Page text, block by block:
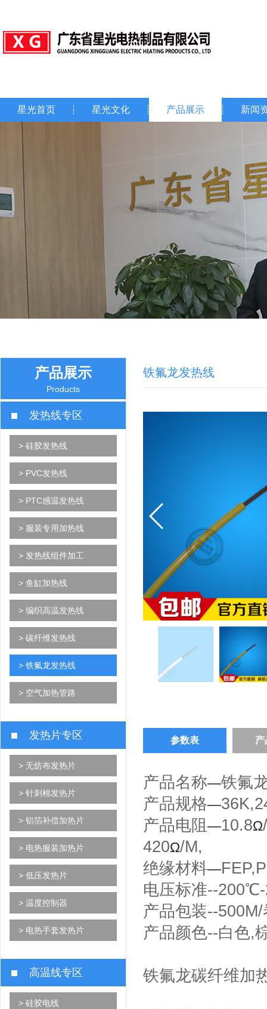
星光首页 星光文化 产品展示 新闻
产品展示
Products
发热线专区
> 硅胶发热线
> PVC发热线
> PTC感温发热线
> 服装专用加热线
> 发热线组件加工
> 鱼缸加热线
> 编织高温发热线
> 碳纤维发热线
> 铁氟龙发热线
> 空气加热管路
发热片专区
> 无纺布发热片
> 针刺棉发热片
> 铝箔补偿加热片
> 电热服装加热片
> 低压发热片
> 温度控制器
> 电热手套发热片
高温线专区
> 硅胶电线
铁氟龙发热线
参数表 产
产品名称—铁氟
产品规格—
产品电阻 —10.8Ω
420Ω/M,
绝缘材料—
电压标准--
产品包装--
产品颜色--白色,
铁氟龙碳纤维加